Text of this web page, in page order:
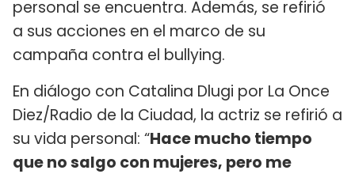
personal se encuentra. Además, se refirió
a sus acciones en el marco de su
campaña contra el bullying.
En diálogo con Catalina Dlugi por La Once
Diez/Radio de la Ciudad, la actriz se refirió a
su vida personal: “Hace mucho tiempo
que no salgo con mujeres, pero me